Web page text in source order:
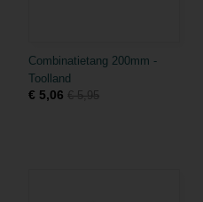
Combinatietang 200mm -
Toolland
€ 5,06 € 5,95